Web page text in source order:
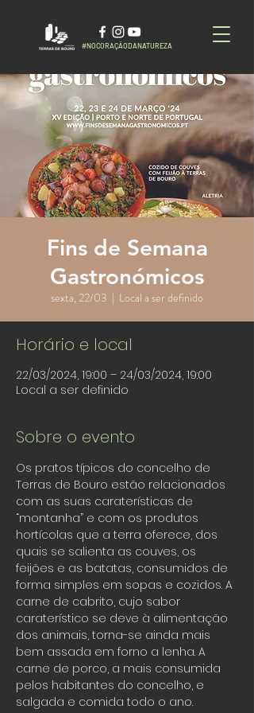
#NOCORAÇÃODANATUREZA
Fins de Semana
Gastronómicos
sexta, 22/03
  |
Local a ser definido
Horário e local
22/03/2024, 19:00 – 24/03/2024, 19:00
Local a ser definido
Sobre o evento
Os pratos típicos do concelho de
Terras de Bouro estão relacionados
com as suas caraterísticas de
“montanha” e com os produtos
hortícolas que a terra oferece, dos
quais se salienta as couves, os
feijões e as batatas, consumidos de
forma simples em sopas e cozidos. A
carne de cabrito, cujo sabor
caraterístico se deve à alimentação
dos animais, torna-se ainda mais
bem assada em forno a lenha. A
carne de porco, a mais consumida
pelos habitantes do concelho, e
salgada e comida todo o ano.